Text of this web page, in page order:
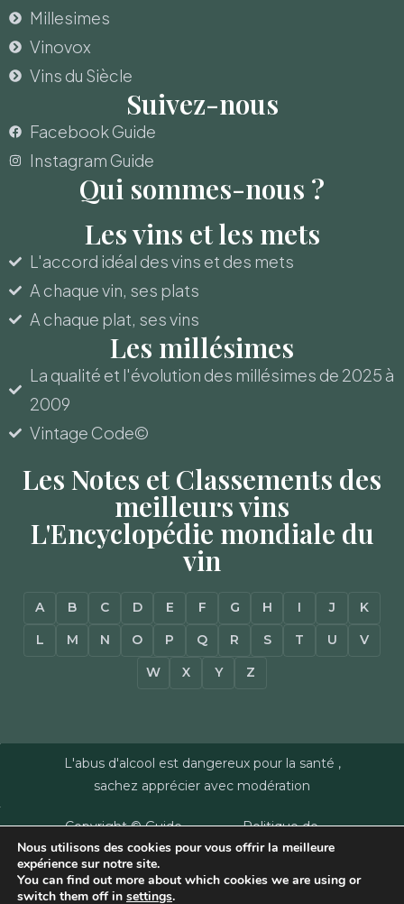
Millesimes
Vinovox
Vins du Siècle
Suivez-nous
Facebook Guide
Instagram Guide
Qui sommes-nous ?
Les vins et les mets
L'accord idéal des vins et des mets
A chaque vin, ses plats
A chaque plat, ses vins
Les millésimes
La qualité et l'évolution des millésimes de 2025 à
2009
Vintage Code©
Les Notes et Classements des
meilleurs vins
L'Encyclopédie mondiale du
vin
A B C D E F G H I J
K
L
M N O P Q R S T U
V
W
X Y Z
L'abus d'alcool est dangereux pour la santé ,
sachez apprécier avec modération
Copyright © Guide
des Vins - Sas
Millésimes et
Dussert-Gerber -
Politique de
confidentialité–
Nous utilisons des cookies pour vous offrir la meilleure
expérience sur notre site.
You can find out more about which cookies we are using or
switch them off in settings.